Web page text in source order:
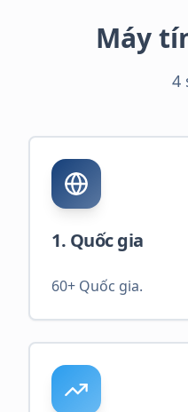
Máy
4
1. Quốc gia
60+ Quốc gia.